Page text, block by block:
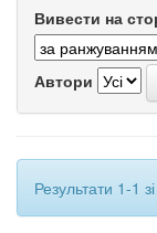
Вивести на
Автори
Результати 1-1